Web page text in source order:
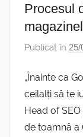
Procesul
Publicat în 25/
„Înainte ca
ceilalți să te
Head of
de toamnă a